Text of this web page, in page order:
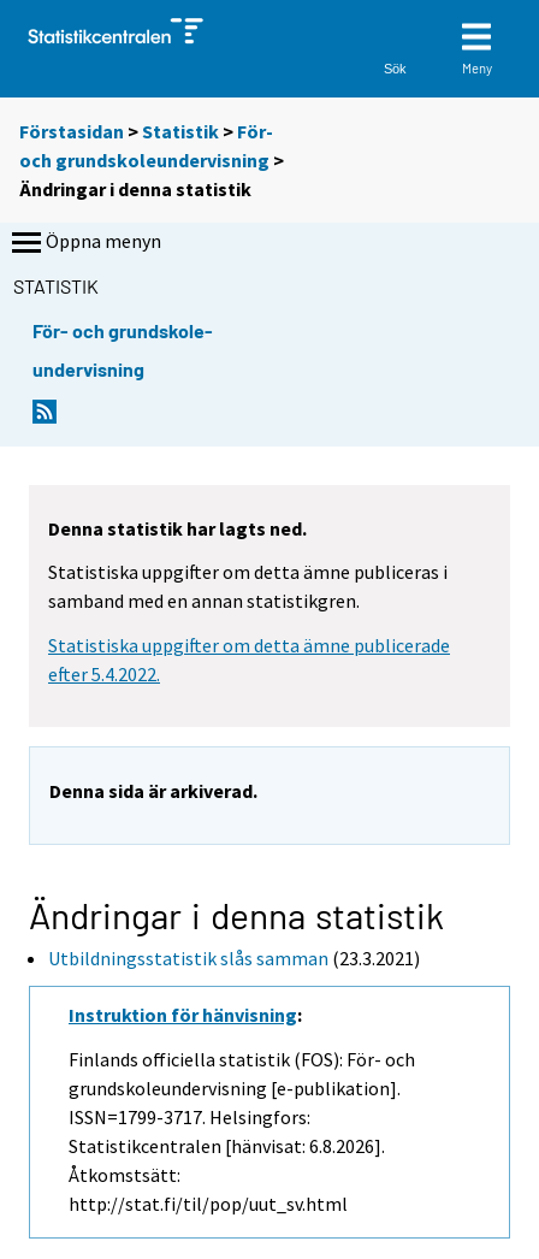
Sök Meny
Förstasidan >Statistik > För-
och grundskoleundervisning >
Ändringar i denna statistik
Öppna menyn
STATISTIK
För- och grundskole-
undervisning
Denna statistik har lagts ned.
Statistiska uppgifter om detta ämne publiceras i
samband med en annan statistikgren.
Statistiska uppgifter om detta ämne publicerade
efter 5.4.2022.
Denna sida är arkiverad.
Ändringar i denna statistik
Utbildningsstatistik slås samman (23.3.2021)
Instruktion för hänvisning:
Finlands officiella statistik (FOS): För- och
grundskoleundervisning [e-publikation].
ISSN=1799-3717. Helsingfors:
Statistikcentralen [hänvisat: 6.8.2026].
Åtkomstsätt:
http://stat.fi/til/pop/uut_sv.html